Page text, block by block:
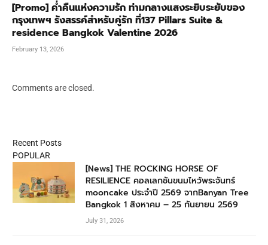
[Promo] ค่ำคืนแห่งความรัก ท่ามกลางแสงระยิบระยับของ
กรุงเทพฯ รังสรรค์สำหรับคู่รัก ที่137 Pillars Suite &
residence Bangkok Valentine 2026
February 13, 2026
Comments are closed.
Recent Posts
POPULAR
[News] THE ROCKING HORSE OF
RESILIENCE คอลเลกชันขนมไหว้พระจันทร์
mooncake ประจำปี 2569 จากBanyan Tree
Bangkok 1 สิงหาคม – 25 กันยายน 2569
July 31, 2026